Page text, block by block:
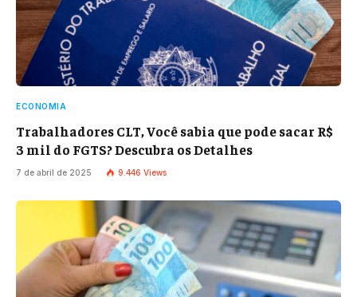
ECONOMIA
Trabalhadores CLT, Você sabia que pode sacar R$
3 mil do FGTS? Descubra os Detalhes
7 de abril de 2025 9.446 Views